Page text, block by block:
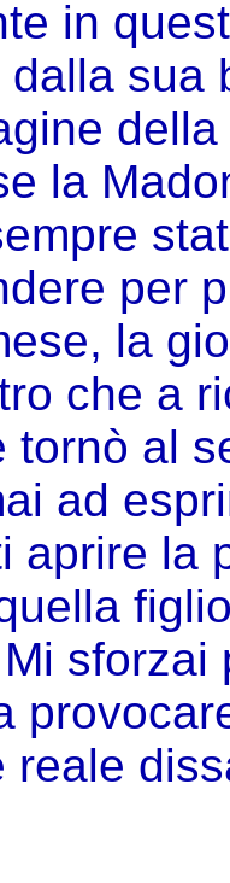
in
sua
la
per
la
che a
tornò al
ad
aprire la
reale